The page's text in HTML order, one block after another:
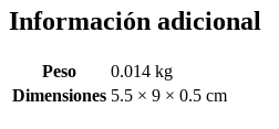
Información adicional
Peso
0.014 kg
Dimensiones 5.5 × 9 × 0.5 cm